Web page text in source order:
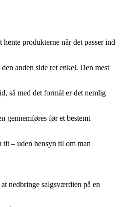
produkterne når det passer ind
anden side ret enkel. Den mest
så med det formål er det nemlig
gennemføres før et bestemt
– uden hensyn til om man
nedbringe salgsværdien på en